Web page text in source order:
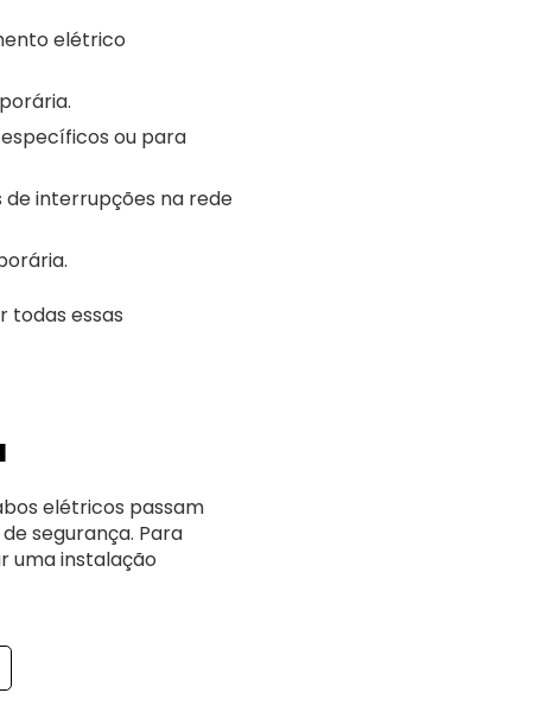
elétrico
ou para
de interrupções na rede
todas essas
elétricos passam
segurança. Para
uma instalação